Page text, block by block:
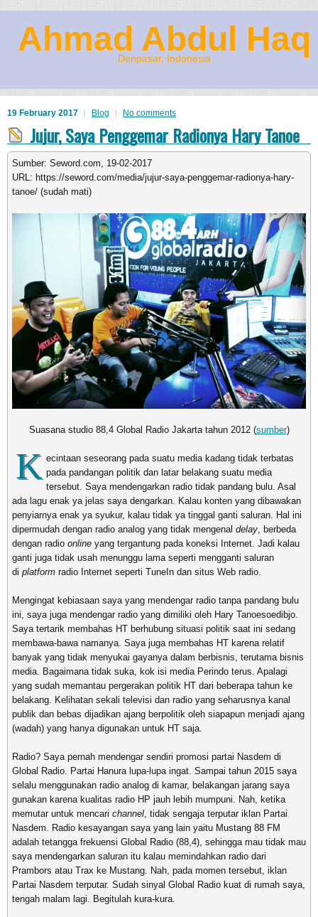
Ahmad Abdul Haq
Denpasar, Indonesia
19 February 2017 Blog No comments
Jujur, Saya Penggemar Radionya Hary Tanoe
Sumber: Seword.com, 19-02-2017
URL: https://seword.com/media/jujur-saya-penggemar-radionya-hary-
tanoe/ (sudah mati)
Suasana studio 88,4 Global Radio Jakarta tahun 2012 (sumber)
K ecintaan seseorang pada suatu media kadang tidak terbatas
pada pandangan politik dan latar belakang suatu media
tersebut. Saya mendengarkan radio tidak pandang bulu. Asal
ada lagu enak ya jelas saya dengarkan. Kalau konten yang dibawakan
penyiarnya enak ya syukur, kalau tidak ya tinggal ganti saluran. Hal ini
dipermudah dengan radio analog yang tidak mengenal delay , berbeda
dengan radio online yang tergantung pada koneksi Internet. Jadi kalau
ganti juga tidak usah menunggu lama seperti mengganti saluran
di platform radio Internet seperti TuneIn dan situs Web radio.
Mengingat kebiasaan saya yang mendengar radio tanpa pandang bulu
ini, saya juga mendengar radio yang dimiliki oleh Hary Tanoesoedibjo.
Saya tertarik membahas HT berhubung situasi politik saat ini sedang
membawa-bawa namanya. Saya juga membahas HT karena relatif
banyak yang tidak menyukai gayanya dalam berbisnis, terutama bisnis
media. Bagaimana tidak suka, kok isi media Perindo terus. Apalagi
yang sudah memantau pergerakan politik HT dari beberapa tahun ke
belakang. Kelihatan sekali televisi dan radio yang seharusnya kanal
publik dan bebas dijadikan ajang berpolitik oleh siapapun menjadi ajang
(wadah) yang hanya digunakan untuk HT saja.
Radio? Saya pernah mendengar sendiri promosi partai Nasdem di
Global Radio. Partai Hanura lupa-lupa ingat. Sampai tahun 2015 saya
selalu menggunakan radio analog di kamar, belakangan jarang saya
gunakan karena kualitas radio HP jauh lebih mumpuni. Nah, ketika
memutar untuk mencari channel , tidak sengaja terputar iklan Partai
Nasdem. Radio kesayangan saya yang lain yaitu Mustang 88 FM
adalah tetangga frekuensi Global Radio (88,4), sehingga mau tidak mau
saya mendengarkan saluran itu kalau memindahkan radio dari
Prambors atau Trax ke Mustang. Nah, pada momen tersebut, iklan
Partai Nasdem terputar. Sudah sinyal Global Radio kuat di rumah saya,
tengah malam lagi. Begitulah kura-kura.